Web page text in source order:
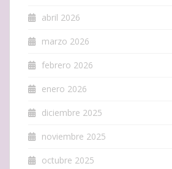
abril 2026
marzo 2026
febrero 2026
enero 2026
diciembre 2025
noviembre 2025
octubre 2025